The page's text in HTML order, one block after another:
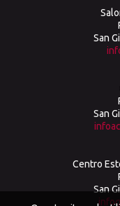
San
San
Centro
San